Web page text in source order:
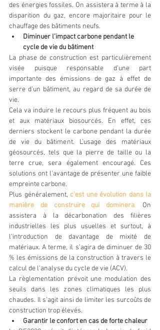
des énergies fossiles. On assistera à terme à la
disparition du gaz, encore majoritaire pour le
chauffage des bâtiments neufs.
Diminuer l’impact carbone pendant le
cycle de vie du bâtiment
La phase de construction est particulièrement
visée puisque responsable d’une part
importante des émissions de gaz à effet de
serre d’un bâtiment, au regard de sa durée de
vie.
Cela va induire le recours plus fréquent au bois
et aux matériaux biosourcés. En effet, ces
derniers stockent le carbone pendant la durée
de vie du bâtiment. L’usage des matériaux
géosourcés, tels que la pierre de taille ou la
terre crue, sera également encouragé. Ces
solutions ont l’avantage de présenter une faible
empreinte carbone.
Plus généralement, c’est une évolution dans la
manière de construire qui dominera. On
assistera à la décarbonation des filières
industrielles les plus usuelles et surtout, à
l’introduction de davantage de mixité de
matériaux. A terme, il s’agira de diminuer de 30
% les émissions de la construction à travers le
calcul de l’analyse du cycle de vie (ACV).
La règlementation prévoit une modulation des
seuils dans les zones climatiques les plus
chaudes. Il s’agit ainsi de limiter les surcoûts de
construction trop élevés.
Garantir le confort en cas de forte chaleur